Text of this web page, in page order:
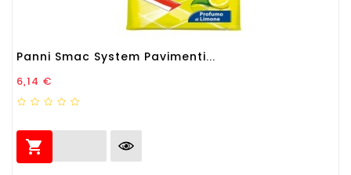
Panni Smac System Pavimenti...
Prezzo
6,14 €
